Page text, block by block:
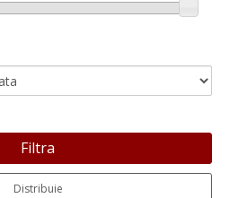
Filtra
Distribuie